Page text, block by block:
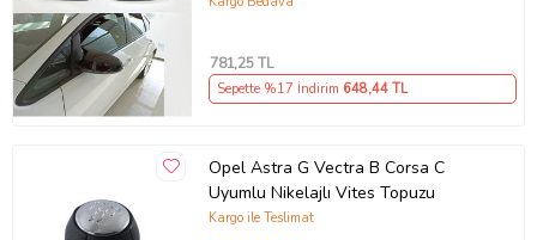
781,25 TL
Sepette %17 İndirim 648,44 TL
Opel Astra G Vectra B Corsa C
Uyumlu Nikelajlı Vites Topuzu
Kargo ile Teslimat